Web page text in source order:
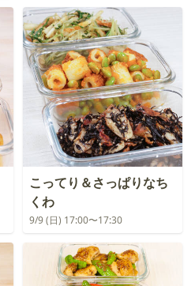
こってり＆さっぱりなち
くわ
9/9 (日) 17:00〜17:30